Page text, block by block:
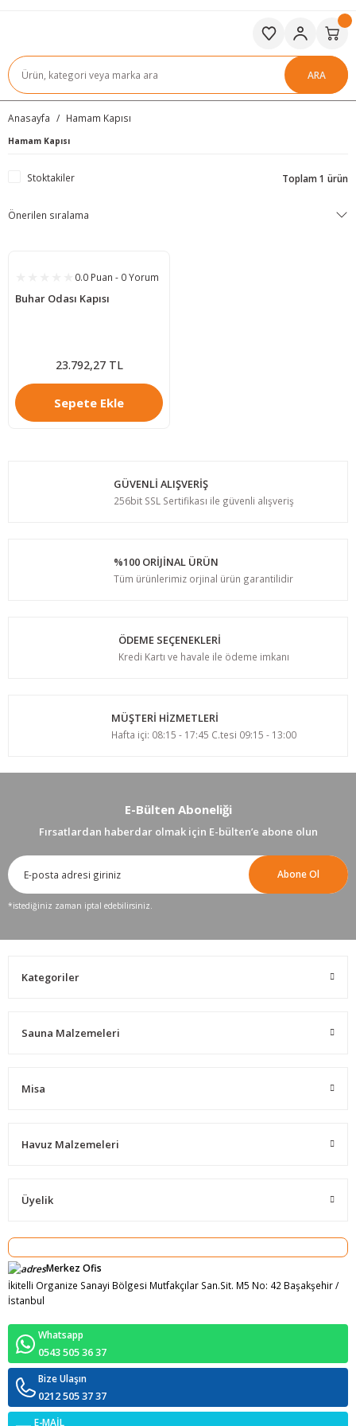
ARA
Anasayfa Hamam Kapısı
Hamam Kapısı
Stoktakiler Toplam 1 ürün
0.0 Puan - 0 Yorum
Buhar Odası Kapısı
23.792,27 TL
Sepete Ekle
GÜVENLİ ALIŞVERİŞ
256bit SSL Sertifikası ile güvenli alışveriş
%100 ORİJİNAL ÜRÜN
Tüm ürünlerimiz orjinal ürün garantilidir
ÖDEME SEÇENEKLERİ
Kredi Kartı ve havale ile ödeme imkanı
MÜŞTERİ HİZMETLERİ
Hafta içi: 08:15 - 17:45 C.tesi 09:15 - 13:00
E-Bülten Aboneliği
Fırsatlardan haberdar olmak için E-bülten’e abone olun
Abone Ol
*istediğiniz zaman iptal edebilirsiniz.
Kategoriler
Sauna Malzemeleri
Misa
Havuz Malzemeleri
Üyelik
Merkez Ofis
İkitelli Organize Sanayi Bölgesi Mutfakçılar San.Sit. M5 No: 42 Başakşehir /
İstanbul
Whatsapp
0543 505 36 37
Bize Ulaşın
0212 505 37 37
E-MAİL